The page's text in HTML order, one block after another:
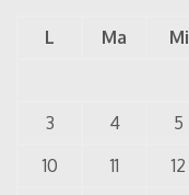
L Ma Mi
3
4 5
10
11 12